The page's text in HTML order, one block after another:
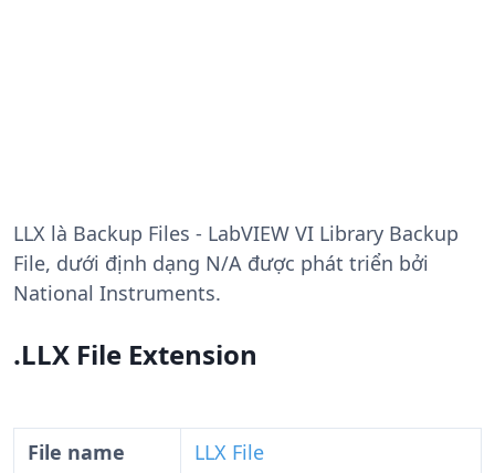
LLX là Backup Files - LabVIEW VI Library Backup
File, dưới định dạng N/A được phát triển bởi
National Instruments.
.LLX File Extension
File name LLX File